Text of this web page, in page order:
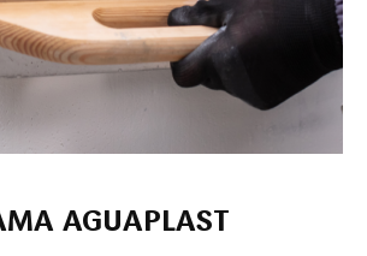
AGUAPLAST